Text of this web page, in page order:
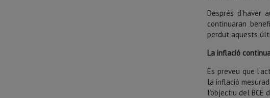
Després
continuaran
perdut aquests
La inflació
Es preveu que
la inflació
l’objectiu del